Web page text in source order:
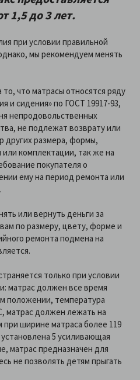
1,5 до 3 лет.
при условии правильной
мы рекомендуем менять
что матрасы относятся ряду
и сидения» по ГОСТ 19917-93,
непродовольственных
не подлежат возврату или
других размера, формы,
комплектации, так же на
покупателя о
ему на период ремонта или
или вернуть деньги за
по размеру, цвету, форме и
ремонта подмена на
только при условии
матрас должен все время
положении, температура
матрас должен лежать на
ширине матраса более 119
5 усиливающая
матрас предназначен для
не позволять детям прыгать